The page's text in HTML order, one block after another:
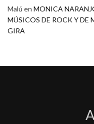
Malú en MONICA
MÚSICOS DE ROCK Y DE
GIRA